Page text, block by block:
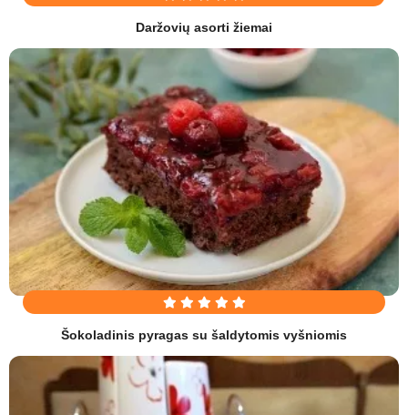
Daržovių asorti žiemai
Šokoladinis pyragas su šaldytomis vyšniomis